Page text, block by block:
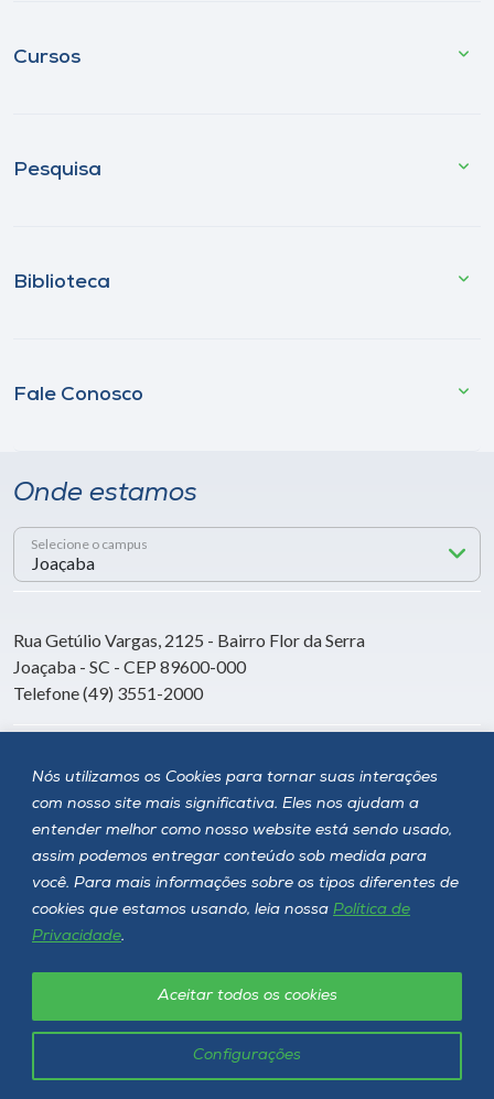
Nós utilizamos os Cookies para tornar suas interações
com nosso site mais significativa. Eles nos ajudam a
entender melhor como nosso website está sendo usado,
assim podemos entregar conteúdo sob medida para
você. Para mais informações sobre os tipos diferentes de
cookies que estamos usando, leia nossa Política de
Privacidade.
Configurações
Aceitar todos os cookies
Cursos
Pesquisa
Biblioteca
Fale Conosco
Onde estamos
Selecione o campus
Rua Getúlio Vargas, 2125 - Bairro Flor da Serra
Joaçaba - SC - CEP 89600-000
Telefone (49) 3551-2000
Siga a Unoesc
Unoesc © 2026 - Todos os direitos reservados
Política de privacidade LGPD